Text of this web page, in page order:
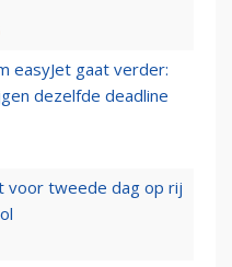
easyJet gaat verder:
dezelfde deadline
voor tweede dag op rij